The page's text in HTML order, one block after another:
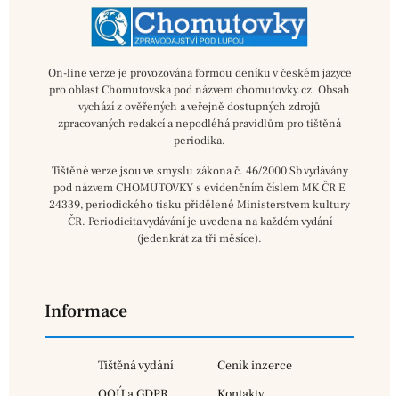
On-line verze je provozována formou deníku v českém jazyce
pro oblast Chomutovska pod názvem chomutovky.cz. Obsah
vychází z ověřených a veřejně dostupných zdrojů
zpracovaných redakcí a nepodléhá pravidlům pro tištěná
periodika.
Tištěné verze jsou ve smyslu zákona č. 46/2000 Sb vydávány
pod názvem CHOMUTOVKY s evidenčním číslem MK ČR E
24339, periodického tisku přidělené Ministerstvem kultury
ČR. Periodicita vydávání je uvedena na každém vydání
(jedenkrát za tři měsíce).
Informace
Tištěná vydání
Ceník inzerce